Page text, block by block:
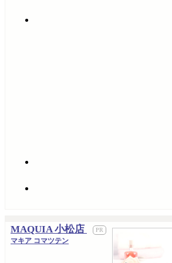
MAQUIA 小松店
マキア コマツテン